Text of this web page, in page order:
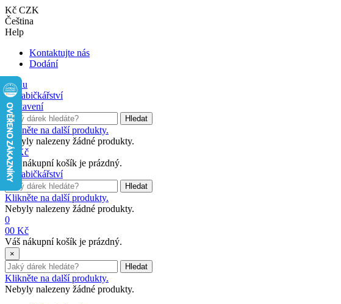
Kč CZK
Čeština
Help
Kontaktujte nás
Dodání
Menu
Nastavení
Hledat
Klikněte na další produkty.
Nebyly nalezeny žádné produkty.
00 Kč
Váš nákupní košík je prázdný.
Hledat
Klikněte na další produkty.
Nebyly nalezeny žádné produkty.
0
00 Kč
Váš nákupní košík je prázdný.
×
Hledat
Klikněte na další produkty.
Nebyly nalezeny žádné produkty.